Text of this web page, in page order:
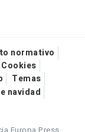
normativo
Temas
navidad